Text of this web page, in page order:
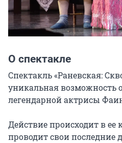
О спектакле
Спектакль «Раневская:
уникальная возможность
легендарной актрисы
Действие происходит в ее
проводит свои последние